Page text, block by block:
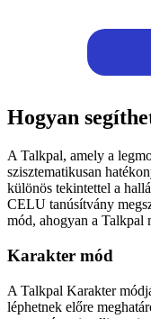
Hogyan
A Talkpal, amely a
szisztematikusan
különös tekintettel a
CELU tanúsítvány
mód, ahogyan a Talkpal
Karakter mód
A Talkpal Karakter
léphetnek előre